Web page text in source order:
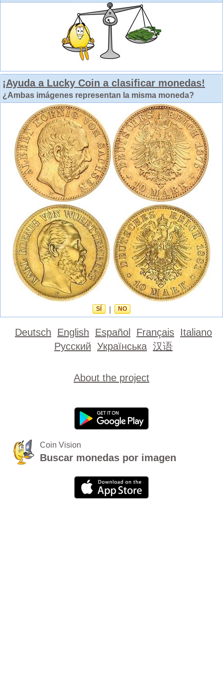
¡Ayuda a Lucky Coin a clasificar monedas!
¿Ambas imágenes representan la misma moneda?
SÍ NO
Deutsch English Español Français Italiano
Русский Українська 汉语
About the project
Coin Vision
Buscar monedas por imagen